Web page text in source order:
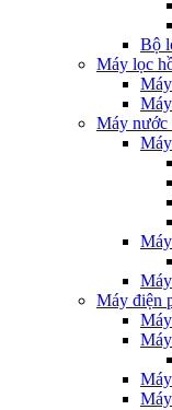
Bộ
Máy lọc
Máy nước
Máy điện